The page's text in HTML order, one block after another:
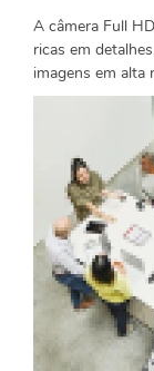
A câmera Full
ricas em
imagens em alta